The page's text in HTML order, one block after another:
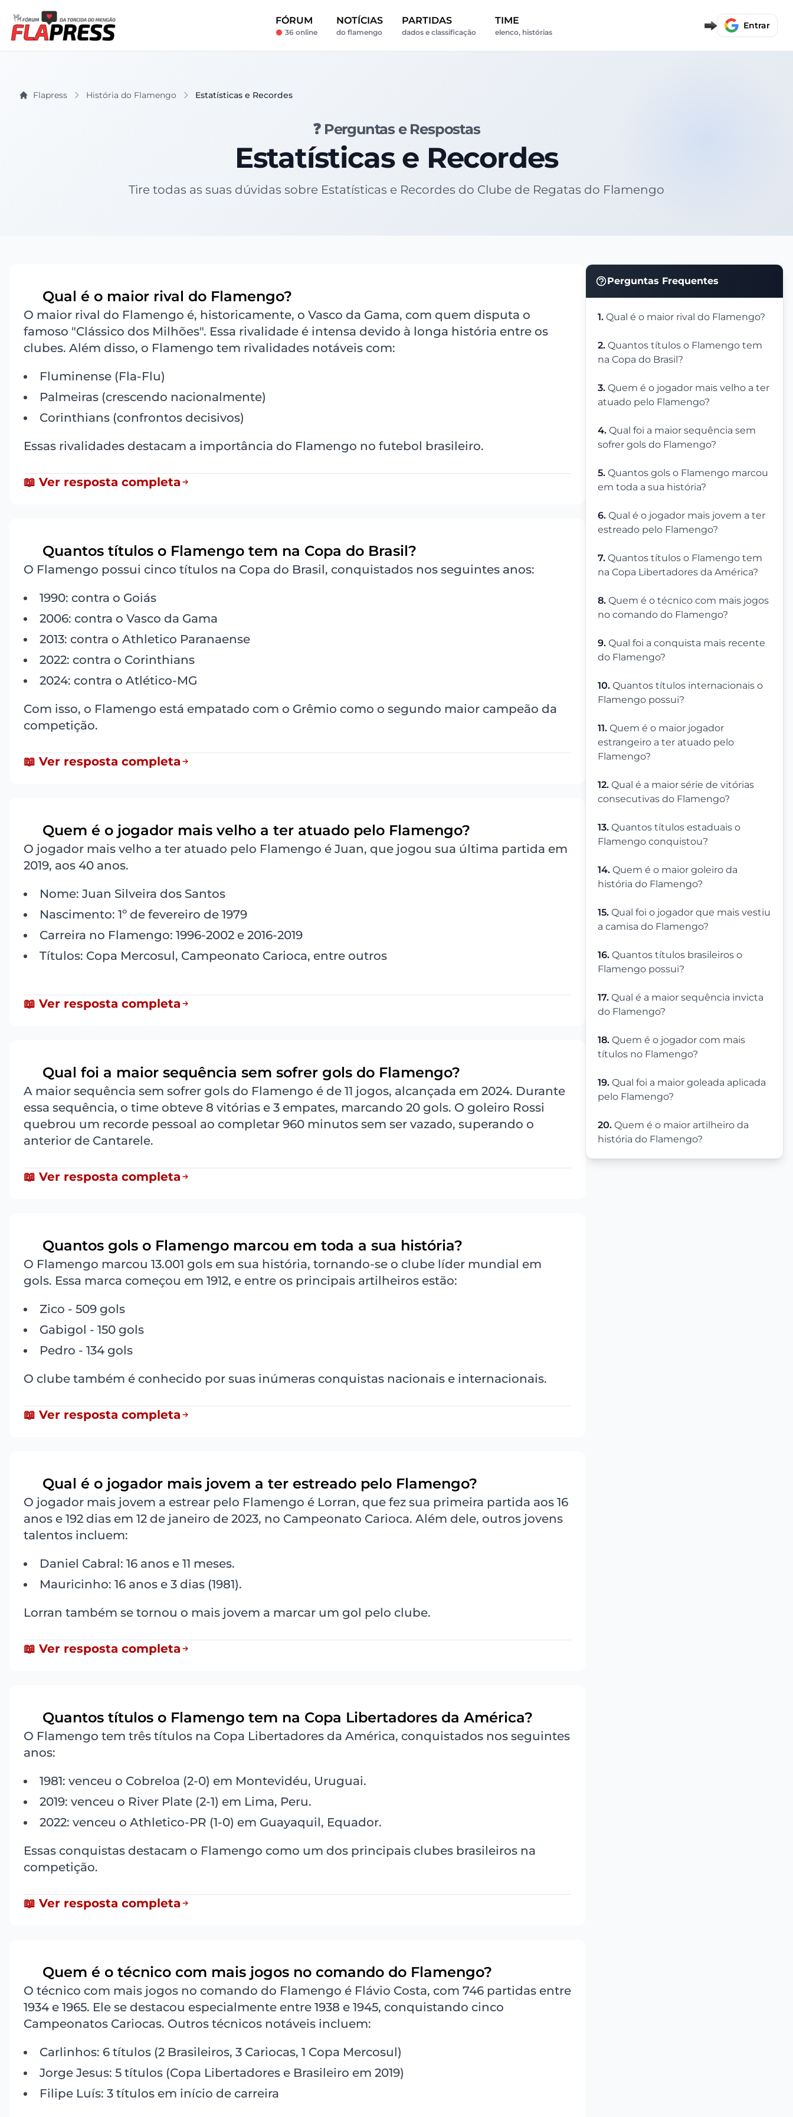
FÓRUM
36 online
NOTÍCIAS
do flamengo
PARTIDAS
dados e classificação
TIME
elenco, histórias
Entrar
Flapress História do Flamengo Estatísticas e Recordes
❓ Perguntas e Respostas
Estatísticas e Recordes
Tire todas as suas dúvidas sobre Estatísticas e Recordes do Clube de Regatas do Flamengo
Perguntas Frequentes
1. Qual é o maior rival do Flamengo?
2. Quantos títulos o Flamengo tem
na Copa do Brasil?
3. Quem é o jogador mais velho a ter
atuado pelo Flamengo?
4. Qual foi a maior sequência sem
sofrer gols do Flamengo?
5. Quantos gols o Flamengo marcou
em toda a sua história?
6. Qual é o jogador mais jovem a ter
estreado pelo Flamengo?
7. Quantos títulos o Flamengo tem
na Copa Libertadores da América?
8. Quem é o técnico com mais jogos
no comando do Flamengo?
9. Qual foi a conquista mais recente
do Flamengo?
10. Quantos títulos internacionais o
Flamengo possui?
11. Quem é o maior jogador
estrangeiro a ter atuado pelo
Flamengo?
12. Qual é a maior série de vitórias
consecutivas do Flamengo?
13. Quantos títulos estaduais o
Flamengo conquistou?
14. Quem é o maior goleiro da
história do Flamengo?
15. Qual foi o jogador que mais vestiu
a camisa do Flamengo?
16. Quantos títulos brasileiros o
Flamengo possui?
17. Qual é a maior sequência invicta
do Flamengo?
18. Quem é o jogador com mais
títulos no Flamengo?
19. Qual foi a maior goleada aplicada
pelo Flamengo?
20. Quem é o maior artilheiro da
história do Flamengo?
Qual é o maior rival do Flamengo?
O maior rival do Flamengo é, historicamente, o Vasco da Gama, com quem disputa o
famoso "Clássico dos Milhões". Essa rivalidade é intensa devido à longa história entre os
clubes. Além disso, o Flamengo tem rivalidades notáveis com:
Fluminense (Fla-Flu)
Palmeiras (crescendo nacionalmente)
Corinthians (confrontos decisivos)
Essas rivalidades destacam a importância do Flamengo no futebol brasileiro.
📖 Ver resposta completa
Quantos títulos o Flamengo tem na Copa do Brasil?
O Flamengo possui cinco títulos na Copa do Brasil, conquistados nos seguintes anos:
1990: contra o Goiás
2006: contra o Vasco da Gama
2013: contra o Athletico Paranaense
2022: contra o Corinthians
2024: contra o Atlético-MG
Com isso, o Flamengo está empatado com o Grêmio como o segundo maior campeão da
competição.
📖 Ver resposta completa
Quem é o jogador mais velho a ter atuado pelo Flamengo?
O jogador mais velho a ter atuado pelo Flamengo é Juan, que jogou sua última partida em
2019, aos 40 anos.
Nome: Juan Silveira dos Santos
Nascimento: 1º de fevereiro de 1979
Carreira no Flamengo: 1996-2002 e 2016-2019
Títulos: Copa Mercosul, Campeonato Carioca, entre outros
📖 Ver resposta completa
Qual foi a maior sequência sem sofrer gols do Flamengo?
A maior sequência sem sofrer gols do Flamengo é de 11 jogos, alcançada em 2024. Durante
essa sequência, o time obteve 8 vitórias e 3 empates, marcando 20 gols. O goleiro Rossi
quebrou um recorde pessoal ao completar 960 minutos sem ser vazado, superando o
anterior de Cantarele.
📖 Ver resposta completa
Quantos gols o Flamengo marcou em toda a sua história?
O Flamengo marcou 13.001 gols em sua história, tornando-se o clube líder mundial em
gols. Essa marca começou em 1912, e entre os principais artilheiros estão:
Zico - 509 gols
Gabigol - 150 gols
Pedro - 134 gols
O clube também é conhecido por suas inúmeras conquistas nacionais e internacionais.
📖 Ver resposta completa
Qual é o jogador mais jovem a ter estreado pelo Flamengo?
O jogador mais jovem a estrear pelo Flamengo é Lorran, que fez sua primeira partida aos 16
anos e 192 dias em 12 de janeiro de 2023, no Campeonato Carioca. Além dele, outros jovens
talentos incluem:
Daniel Cabral: 16 anos e 11 meses.
Mauricinho: 16 anos e 3 dias (1981).
Lorran também se tornou o mais jovem a marcar um gol pelo clube.
📖 Ver resposta completa
Quantos títulos o Flamengo tem na Copa Libertadores da América?
O Flamengo tem três títulos na Copa Libertadores da América, conquistados nos seguintes
anos:
1981: venceu o Cobreloa (2-0) em Montevidéu, Uruguai.
2019: venceu o River Plate (2-1) em Lima, Peru.
2022: venceu o Athletico-PR (1-0) em Guayaquil, Equador.
Essas conquistas destacam o Flamengo como um dos principais clubes brasileiros na
competição.
📖 Ver resposta completa
Quem é o técnico com mais jogos no comando do Flamengo?
O técnico com mais jogos no comando do Flamengo é Flávio Costa, com 746 partidas entre
1934 e 1965. Ele se destacou especialmente entre 1938 e 1945, conquistando cinco
Campeonatos Cariocas. Outros técnicos notáveis incluem:
Carlinhos: 6 títulos (2 Brasileiros, 3 Cariocas, 1 Copa Mercosul)
Jorge Jesus: 5 títulos (Copa Libertadores e Brasileiro em 2019)
Filipe Luís: 3 títulos em início de carreira